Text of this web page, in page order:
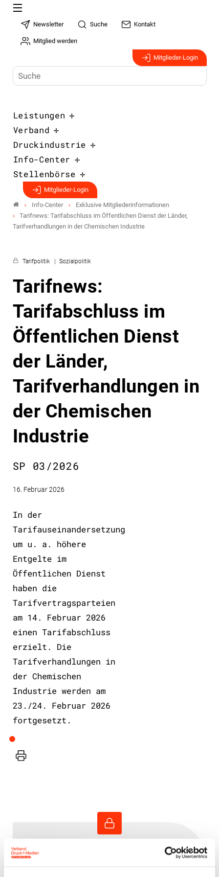
Newsletter Suche Kontakt
Mitglied werden
Mitglieder-Login
Leistungen
Verband
Druckindustrie
Info-Center
Stellenbörse
Mitglieder-Login
Info-Center
Exklusive Mitgliederinformationen
Tarifnews: Tarifabschluss im Öffentlichen Dienst der Länder,
Tarifverhandlungen in der Chemischen Industrie
Tarifpolitik Sozialpolitik
Tarifnews:
Tarifabschluss im
Öffentlichen Dienst
der Länder,
Tarifverhandlungen in
der Chemischen
Industrie
SP 03/2026
16. Februar 2026
In der
Tarifauseinandersetzung
um u. a. höhere
Entgelte im
Öffentlichen Dienst
haben die
Tarifvertragsparteien
am 14. Februar 2026
einen Tarifabschluss
erzielt. Die
Tarifverhandlungen in
der Chemischen
Industrie werden am
23./24. Februar 2026
fortgesetzt.
Drucker